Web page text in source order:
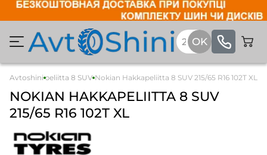
Avtoshini
Hakkapeliitta 8 SUV Nokian Hakkapeliitta 8 SUV 215/65 R16 102T XL
NOKIAN HAKKAPELIITTA 8 SUV
215/65 R16 102T XL